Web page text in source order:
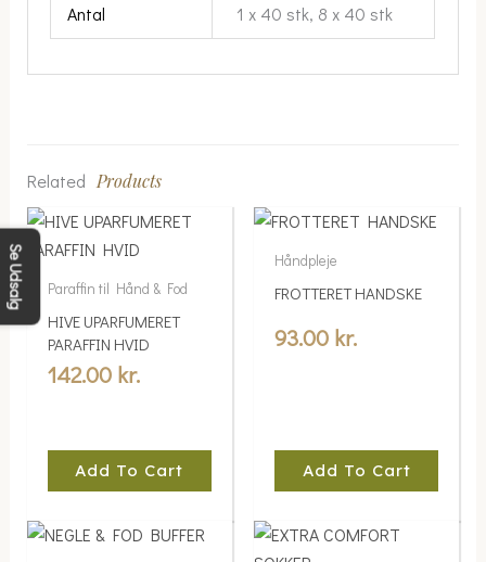
Antal 1 x 40 stk, 8 x 40 stk
Related Products
Paraffin til Hånd & Fod
HIVE UPARFUMERET
PARAFFIN HVID
142.00 kr.
Add To Cart
Håndpleje
FROTTERET HANDSKE
93.00 kr.
Add To Cart
Price
This
Se Udsalg